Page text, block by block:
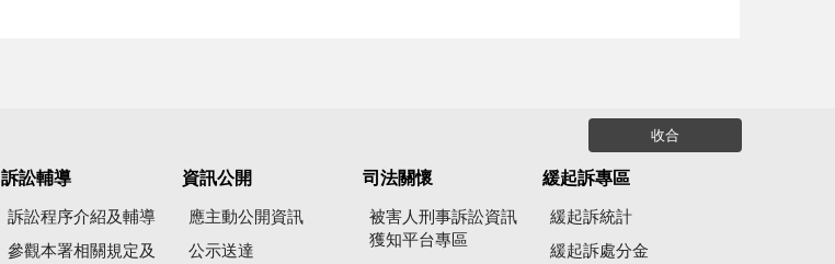
收合
訴訟輔導
訴訟程序介紹及輔導
參觀本署相關規定及
資訊公開
應主動公開資訊
公示送達
司法關懷
被害人刑事訴訟資訊
獲知平台專區
緩起訴專區
緩起訴統計
緩起訴處分金